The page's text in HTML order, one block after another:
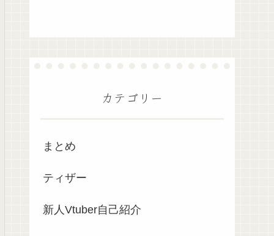
カテゴリー
まとめ
ティザー
新人Vtuber自己紹介